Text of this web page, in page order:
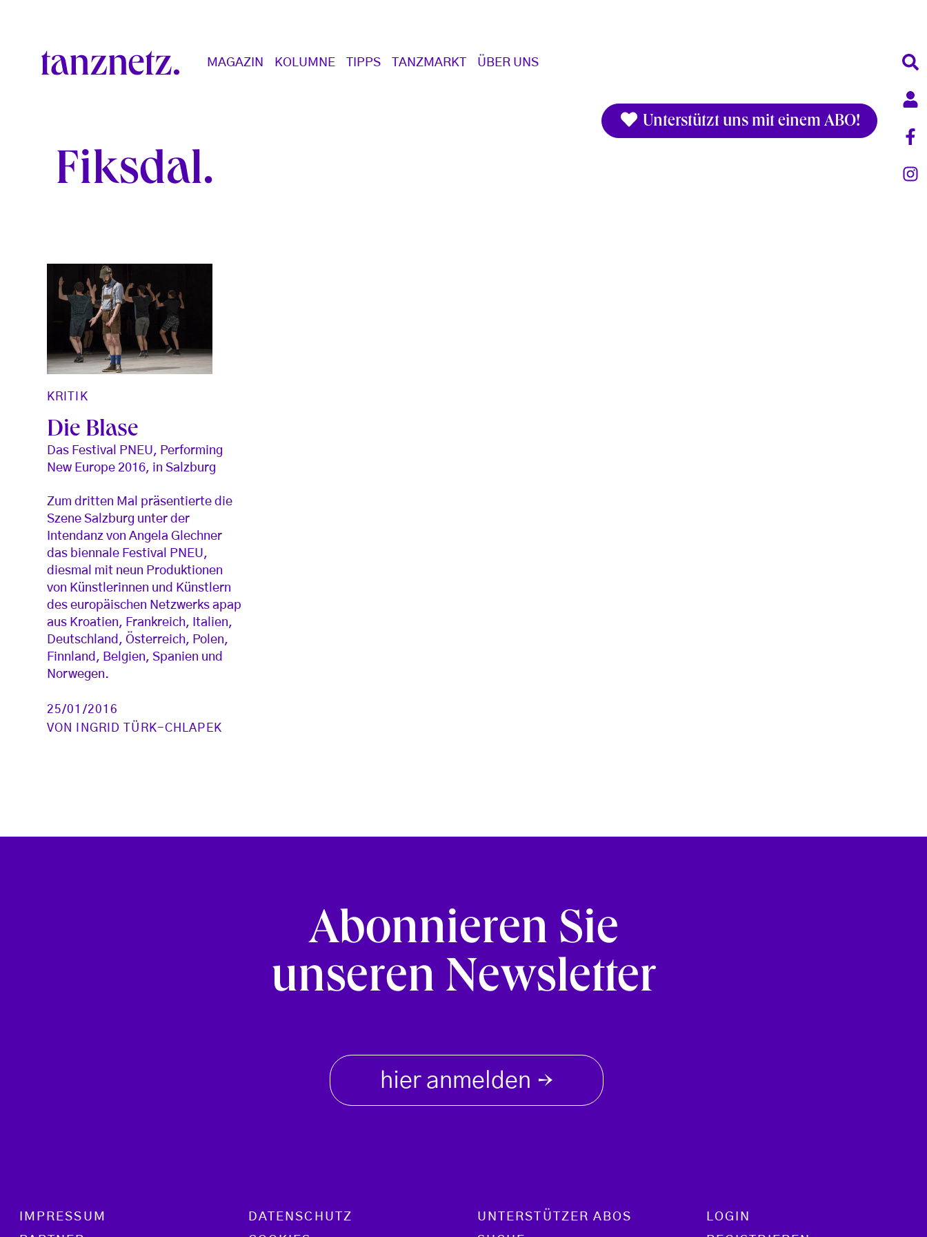
Main navigation
MAGAZIN KOLUMNE TIPPS TANZMARKT ÜBER UNS
Unterstützt uns mit einem ABO!
Fiksdal
KRITIK
Die Blase
Das Festival PNEU, Performing
New Europe 2016, in Salzburg
Zum dritten Mal präsentierte die
Szene Salzburg unter der
Intendanz von Angela Glechner
das biennale Festival PNEU,
diesmal mit neun Produktionen
von Künstlerinnen und Künstlern
des europäischen Netzwerks apap
aus Kroatien, Frankreich, Italien,
Deutschland, Österreich, Polen,
Finnland, Belgien, Spanien und
Norwegen.
25/01/2016
VON
INGRID TÜRK-CHLAPEK
Abonnieren Sie
unseren Newsletter
hier anmelden →
Footer menu
IMPRESSUM
DATENSCHUTZ
UNTERSTÜTZER ABOS
LOGIN